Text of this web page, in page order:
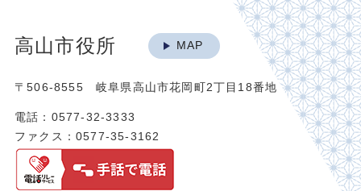
高山市役所 MAP
〒506-8555 岐阜県高山市花岡町2丁目18番地
電話：0577-32-3333
ファクス：0577-35-3162